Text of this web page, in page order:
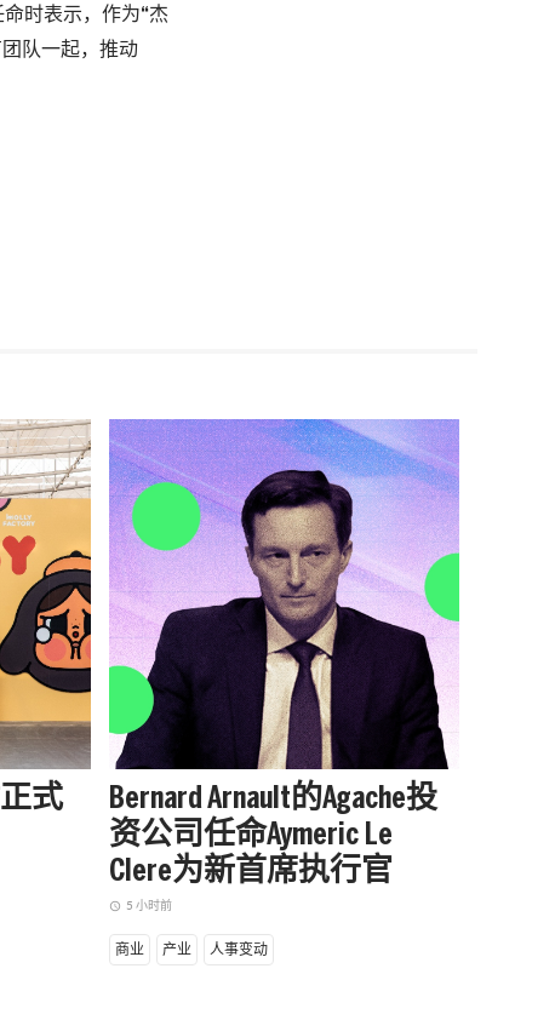
命时表示，作为“杰
队一起，推动
正式
Bernard Arnault的Agache投
资公司任命Aymeric Le
Clere为新首席执行官
access_time 5 小时前
商业 产业 人事变动